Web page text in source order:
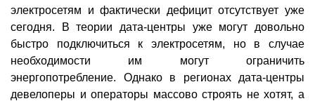
электросетям и фактически дефицит отсутствует уже
сегодня. В теории дата-центры уже могут довольно
быстро подключиться к электросетям, но в случае
необходимости им могут ограничить
энергопотребление. Однако в регионах дата-центры
девелоперы и операторы массово строять не хотят, а